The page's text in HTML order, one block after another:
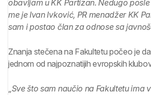
obavljam u KK Partizan. Nedugo
me je Ivan Ivković, PR menadžer KK
sam i postao član za odnose sa
Znanja stečena na Fakultetu počeo je
jednom od najpoznatijih evropskih
„Sve što sam naučio na Fakultetu ima